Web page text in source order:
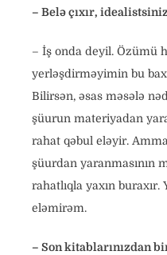
– Belə çıxır,
– İş onda deyil. Özümü
yerləşdirməyimin bu
Bilirsən, əsas məsələ
şüurun materiyadan
rahat qəbul eləyir.
şüurdan yaranmasının
rahatlıqla yaxın
eləmirəm.
– Son kitablarınızdan